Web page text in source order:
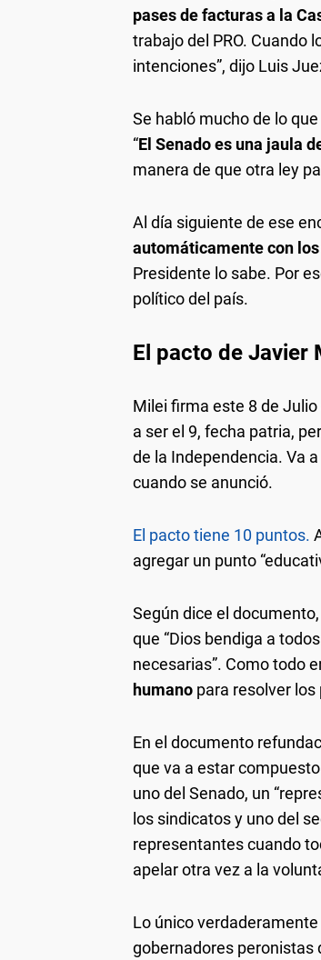
pases de facturas a la
trabajo del PRO. Cuando
intenciones”, dijo Luis
Se habló mucho de lo
“El Senado es una jaula
manera de que otra ley
Al día siguiente de ese
automáticamente con
Presidente lo sabe. Por
político del país.
El pacto de Javier
Milei firma este 8 de Julio
a ser el 9, fecha patria,
de la Independencia. Va
cuando se anunció.
El pacto tiene 10 puntos.
agregar un punto
Según dice el
que “Dios bendiga a
necesarias”. Como todo
humano para resolver
En el documento
que va a estar
uno del Senado, un
los sindicatos y uno del
representantes cuando
apelar otra vez a la
Lo único
gobernadores peronistas